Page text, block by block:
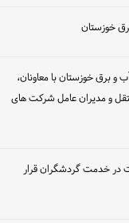
برق خوزستان با معاونان،
و مدیران عامل شرکت های
در خدمت گردشگران قرار